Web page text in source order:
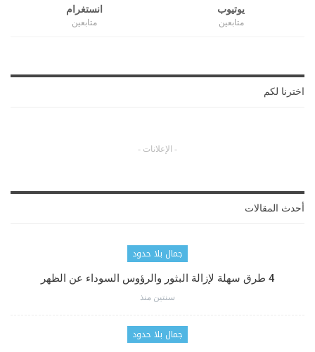
يوتيوب
متابعين
انستغرام
متابعين
اخترنا لكم
- الإعلانات -
أحدث المقالات
جمال بلا حدود
4 طرق سهلة لإزالة البثور والرؤوس السوداء عن الظهر
سنتين منذ
جمال بلا حدود